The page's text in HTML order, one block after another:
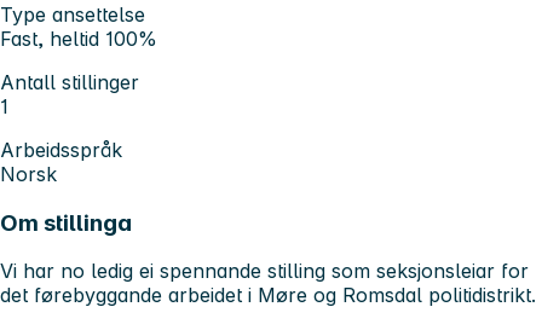
Type ansettelse
Fast, heltid 100%
Antall stillinger
1
Arbeidsspråk
Norsk
Om stillinga
Vi har no ledig ei spennande stilling som seksjonsleiar for
det førebyggande arbeidet i Møre og Romsdal politidistrikt.